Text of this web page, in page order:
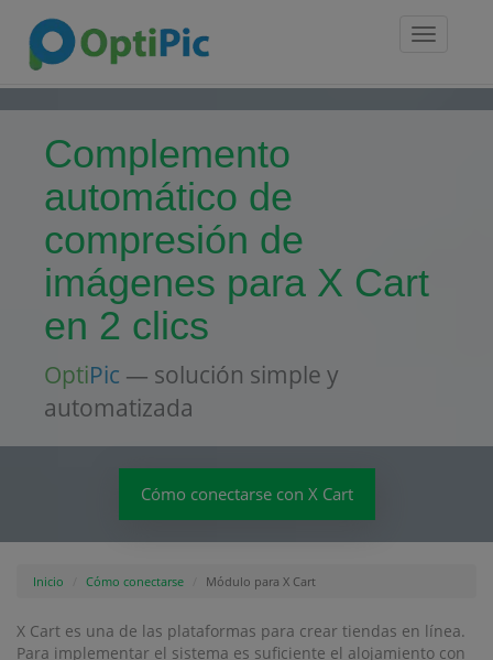
Toggle
Complemento
automático de
compresión de
imágenes para X Cart
en 2 clics
OptiPic — solución simple y
automatizada
Cómo conectarse con X Cart
Inicio Cómo conectarse Módulo para X Cart
X Cart es una de las plataformas para crear tiendas en línea.
Para implementar el sistema es suficiente el alojamiento con